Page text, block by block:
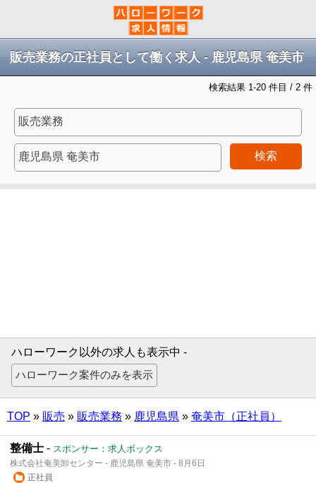
販売業務の正社員として働く求人 - 鹿児島県 奄美市
検索結果 1-20 件目 / 2 件
検索
ハローワーク以外の求人も表示中 -
TOP » 販売 » 販売業務 » 鹿児島県 » 奄美市（正社員）
整備士 - スポンサー：求人ボックス
株式会社奄美卸センター - 鹿児島県 奄美市 - 8月6日
正社員